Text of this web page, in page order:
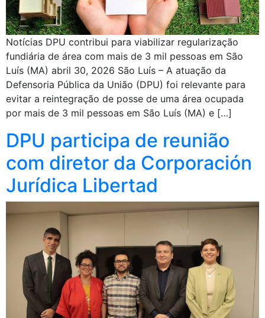
Notícias DPU contribui para viabilizar regularização
fundiária de área com mais de 3 mil pessoas em São
Luís (MA) abril 30, 2026 São Luís – A atuação da
Defensoria Pública da União (DPU) foi relevante para
evitar a reintegração de posse de uma área ocupada
por mais de 3 mil pessoas em São Luís (MA) e […]
DPU participa de reunião
com diretor da Corporación
Jurídica Libertad